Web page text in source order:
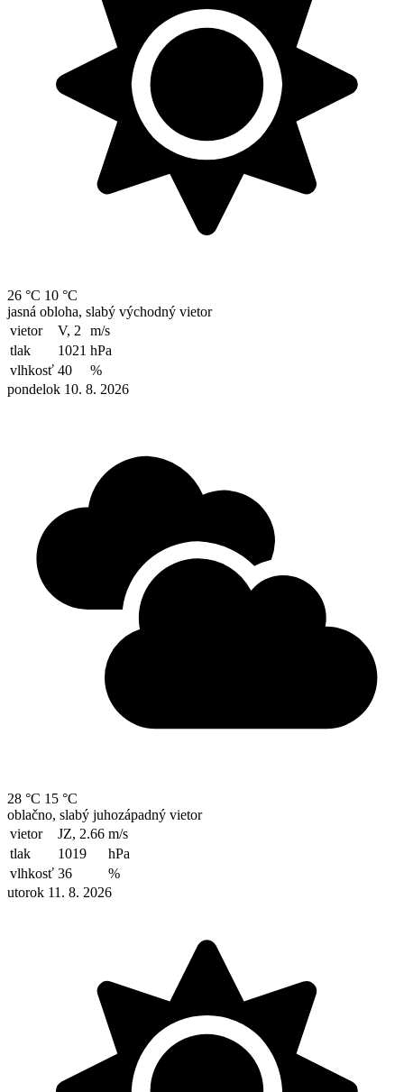
26 °C 10 °C
jasná obloha, slabý východný vietor
vietor
V, 2
m/s
tlak
1021 hPa
vlhkosť 40
%
pondelok 10. 8. 2026
28 °C 15 °C
oblačno, slabý juhozápadný vietor
vietor
JZ, 2.66 m/s
tlak
1019
hPa
vlhkosť 36
%
utorok 11. 8. 2026